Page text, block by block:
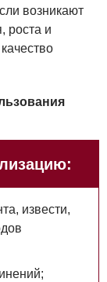
возникают
роста и
извести,